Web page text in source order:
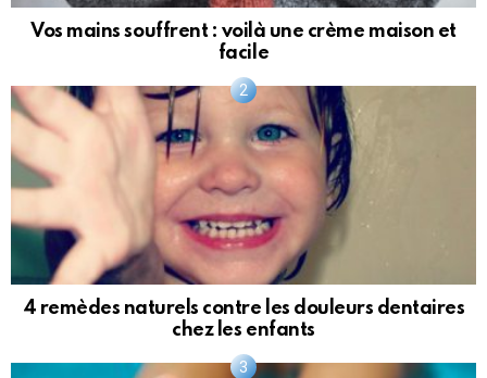
Vos mains souffrent : voilà une crème maison et
facile
4 remèdes naturels contre les douleurs dentaires
chez les enfants